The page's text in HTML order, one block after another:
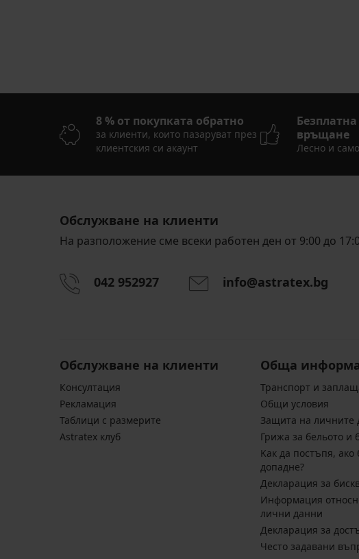
8 % от покупката обратно
за клиенти, които пазаруват през
клиентския си акаунт
връщане
Лесно и
Обслужване на клиенти
На разположение сме всеки работен ден от 9:00 до
042 952927 info@astratex.bg
Обслужване на клиенти
Консултация
Pекламация
Таблици с размерите
Astratex клуб
Обща
Транспорт и
Общи условия
Защита на личните
Грижа за бельото и
Kак да постъпя,
допадне?
Декларация за
Информация
лични данни
Декларация за
Често задавани